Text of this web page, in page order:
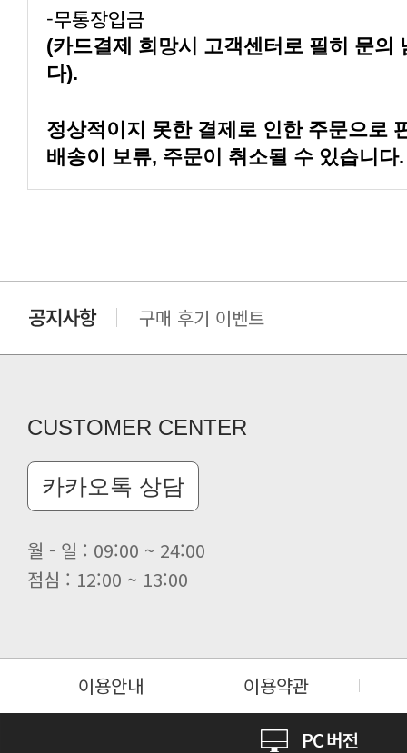
-무통장입금
다).
배송이 보류, 주문이 취소될 수 있습니다.
클린 공장명 변경
CUSTOMER CENTER
카카오톡 상담
월 - 일 : 09:00 ~ 24:00
점심 : 12:00 ~ 13:00
이용안내 이용약관